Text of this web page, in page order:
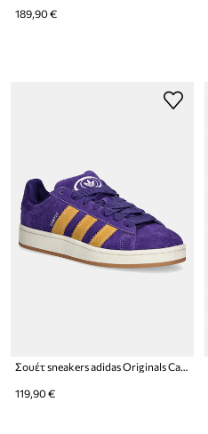
189,90 €
Σουέτ sneakers adidas Originals Campus 00s
119,90 €